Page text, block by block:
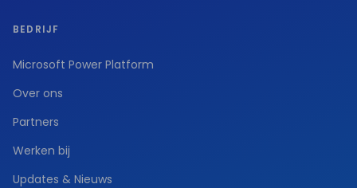
BEDRIJF
Microsoft Power Platform
Over ons
Partners
Werken bij
Updates & Nieuws